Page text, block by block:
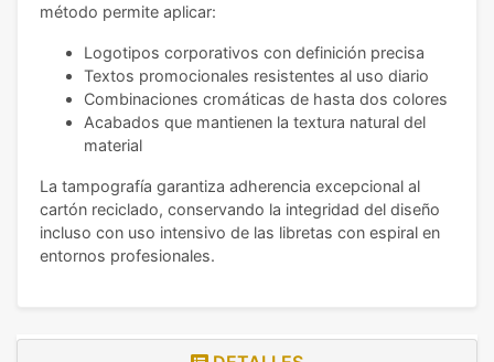
método permite aplicar:
Logotipos corporativos con definición precisa
Textos promocionales resistentes al uso diario
Combinaciones cromáticas de hasta dos colores
Acabados que mantienen la textura natural del
material
La tampografía garantiza adherencia excepcional al
cartón reciclado, conservando la integridad del diseño
incluso con uso intensivo de las libretas con espiral en
entornos profesionales.